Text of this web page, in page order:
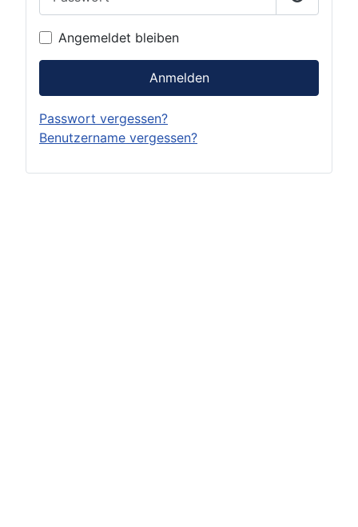
Passwort
Angemeldet bleiben
Anmelden
Passwort vergessen?
Benutzername vergessen?